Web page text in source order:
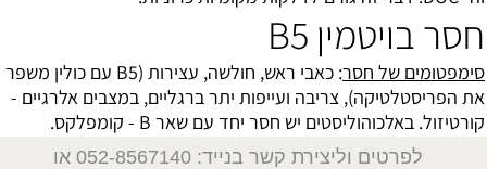
חסר בויטמין B5
סימפטומים של חסר
: כאבי ראש, חולשה, עצירות (B5 עם כולין משפר
את הפריסטלטיקה), צריבה ועייפות יתר ברגליים, במצבים אלרגיים -
קורטיזול. באלכוהוליסטים יש חסר יחד עם שאר B - קומפלקס.
לפרטים וליצירת קשר בנייד: 052-8567140
או